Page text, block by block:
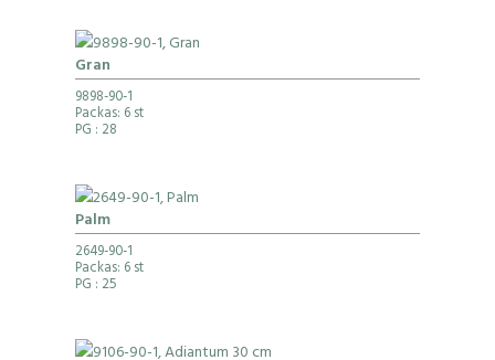
Gran
9898-90-1
Packas: 6 st
PG : 28
Palm
2649-90-1
Packas: 6 st
PG : 25